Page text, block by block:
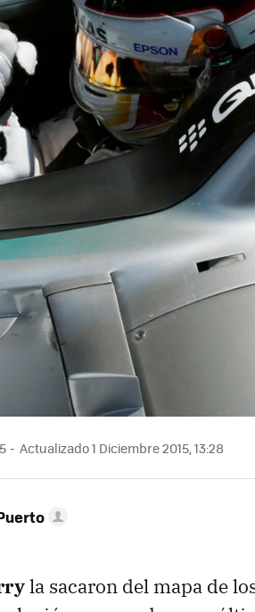
Actualizado 1 Diciembre 2015, 13:28
la sacaron del mapa de